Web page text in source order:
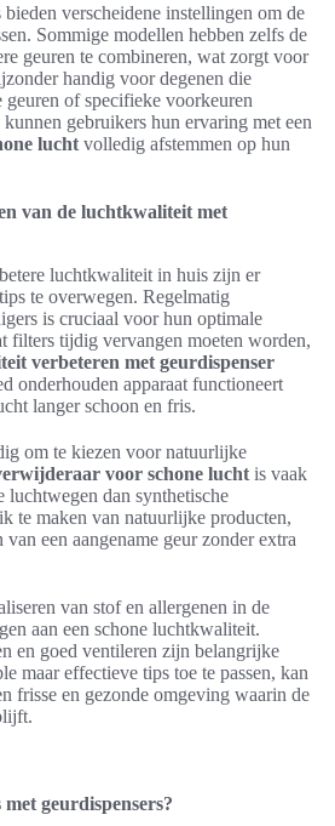
verscheidene instellingen om de
Sommige modellen hebben zelfs de
geuren te combineren, wat zorgt voor
handig voor degenen die
of specifieke voorkeuren
gebruikers hun ervaring met een
lucht volledig afstemmen op hun
van de luchtkwaliteit met
luchtkwaliteit in huis zijn er
te overwegen. Regelmatig
is cruciaal voor hun optimale
filters tijdig vervangen moeten worden,
verbeteren met geurdispenser
onderhouden apparaat functioneert
langer schoon en fris.
om te kiezen voor natuurlijke
voor schone lucht is vaak
dan synthetische
te maken van natuurlijke producten,
een aangename geur zonder extra
van stof en allergenen in de
aan een schone luchtkwaliteit.
en goed ventileren zijn belangrijke
maar effectieve tips toe te passen, kan
frisse en gezonde omgeving waarin de
geurdispensers?